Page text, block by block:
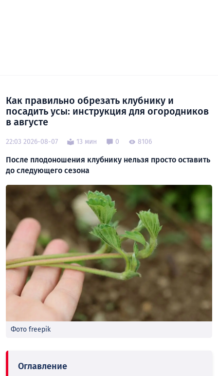
Как правильно обрезать клубнику и
посадить усы: инструкция для огородников
в августе
22:03 2026-08-07 13 мин 0 8106
После плодоношения клубнику нельзя просто оставить
до следующего сезона
Фото freepik